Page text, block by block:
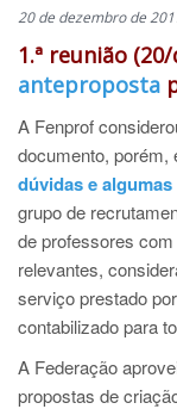
20 de dezembro de
1.ª reunião
anteproposta
A Fenprof
documento, porém,
dúvidas e
grupo de
de professores
relevantes,
serviço prestado
contabilizado para
A Federação
propostas de